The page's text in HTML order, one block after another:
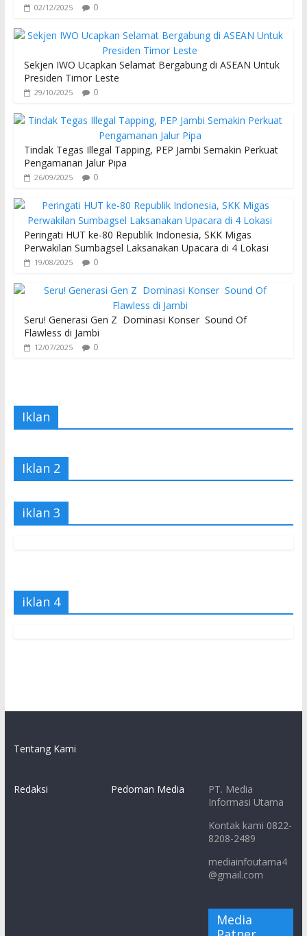
02/12/2025 0
Sekjen IWO Ucapkan Selamat Bergabung di ASEAN Untuk
Presiden Timor Leste
29/10/2025 0
Tindak Tegas Illegal Tapping, PEP Jambi Semakin Perkuat
Pengamanan Jalur Pipa
26/09/2025 0
Peringati HUT ke-80 Republik Indonesia, SKK Migas
Perwakilan Sumbagsel Laksanakan Upacara di 4 Lokasi
19/08/2025 0
Seru! Generasi Gen Z Dominasi Konser Sound Of
Flawless di Jambi
12/07/2025 0
Iklan
Iklan 2
iklan 3
iklan 4
Tentang Kami
Redaksi Pedoman Media
PT. Media
Informasi Utama
Kontak kami 0822-
8208-2489
mediainfoutama4
@gmail.com
Media